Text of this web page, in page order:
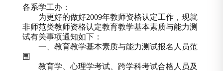
各系学工办：
为更好的做好2009年教师资格认定工作，现就
非师范类教师资格认定教育教学基本素质与能力测
试有关事项通知如下：
一、教育教学基本素质与能力测试报名人员范
围
教育学、心理学考试、跨学科考试合格人员及